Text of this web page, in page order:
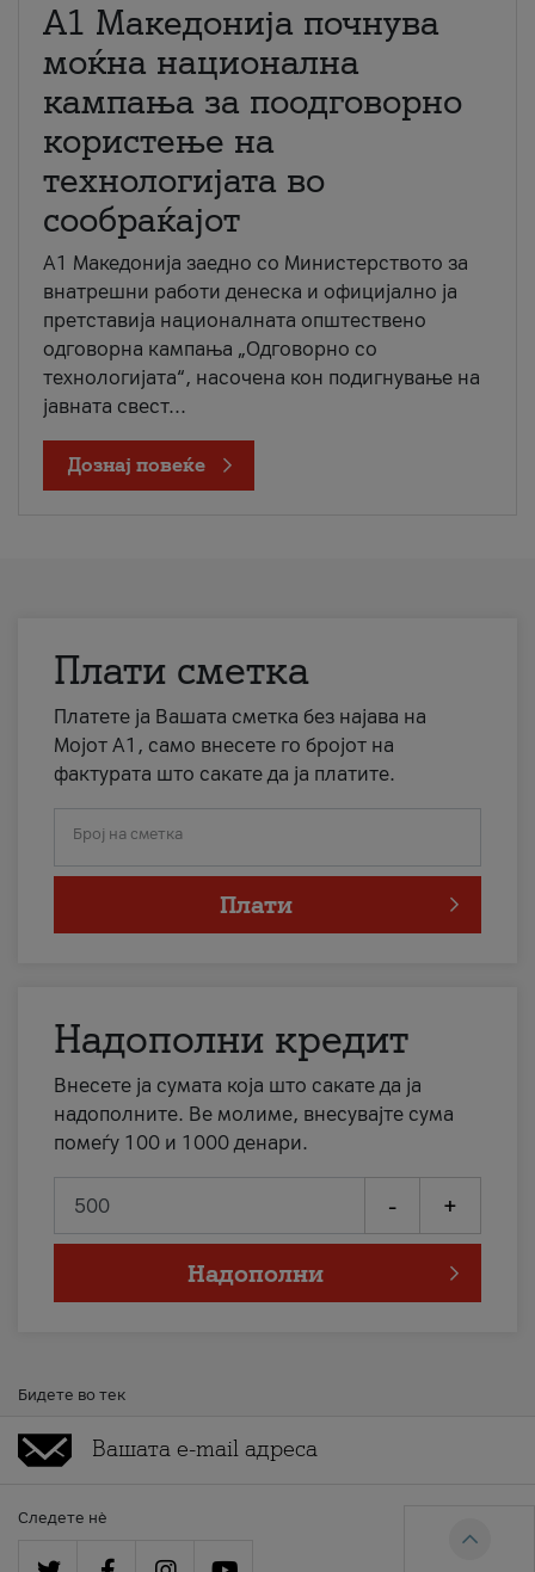
A1 Македонија почнува
моќна национална
кампања за поодговорно
користење на
технологијата во
сообраќајот
A1 Македонија заедно со Министерството за
внатрешни работи денеска и официјално ја
претставија националната општествено
одговорна кампања „Одговорно со
технологијата“, насочена кон подигнување на
јавната свест...
Дознај повеќе
Плати сметка
Платете ја Вашата сметка без најава на
Мојот А1, само внесете го бројот на
фактурата што сакате да ја платите.
Број на сметка
Плати
Надополни кредит
Внесете ја сумата која што сакате да ја
надополните. Ве молиме, внесувајте сума
помеѓу 100 и 1000 денари.
- +
Надополни
Бидете во тек
Следете нè